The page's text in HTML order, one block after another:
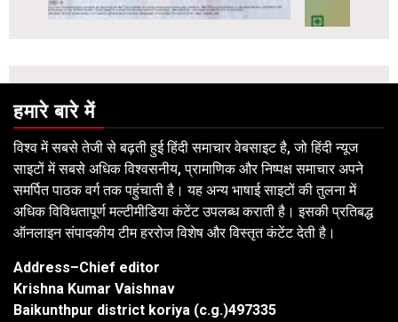
हमारे बारे में
विश्व में सबसे तेजी से बढ़ती हुई हिंदी समाचार वेबसाइट है, जो हिंदी न्यूज
साइटों में सबसे अधिक विश्वसनीय, प्रामाणिक और निष्पक्ष समाचार अपने
समर्पित पाठक वर्ग तक पहुंचाती है। यह अन्य भाषाई साइटों की तुलना में
अधिक विविधतापूर्ण मल्टीमीडिया कंटेंट उपलब्ध कराती है। इसकी प्रतिबद्ध
ऑनलाइन संपादकीय टीम हररोज विशेष और विस्तृत कंटेंट देती है।
Address–Chief editor
Krishna Kumar Vaishnav
Baikunthpur district koriya (c.g.)497335